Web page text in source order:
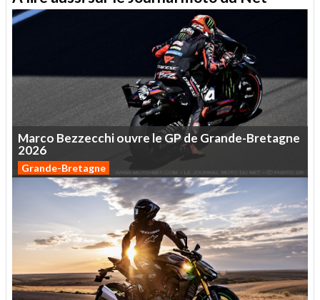
Marco Bezzecchiouvre leGPde Grande-Bretagne
2026
Grande-Bretagne